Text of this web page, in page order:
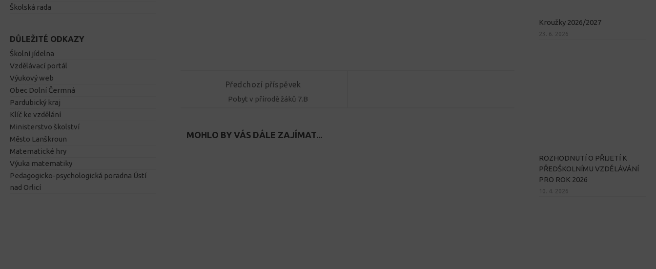
Předchozí příspěvek
Pobyt v přírodě žáků 7.B
MOHLO BY VÁS DÁLE ZAJÍMAT...
Školská rada
DŮLEŽITÉ ODKAZY
Školní jídelna
Vzdělávací portál
Výukový web
Obec Dolní Čermná
Pardubický kraj
Klíč ke vzdělání
Ministerstvo školství
Město Lanškroun
Matematické hry
Výuka matematiky
Pedagogicko-psychologická poradna Ústí
nad Orlicí
Kroužky 2026/2027
23. 6. 2026
ROZHODNUTÍ O PŘIJETÍ K
PŘEDŠKOLNÍMU VZDĚLÁVÁNÍ
PRO ROK 2026
10. 4. 2026